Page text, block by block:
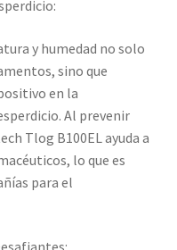
y humedad no solo
sino que
en la
Al prevenir
Tlog B100EL ayuda a
lo que es
para el